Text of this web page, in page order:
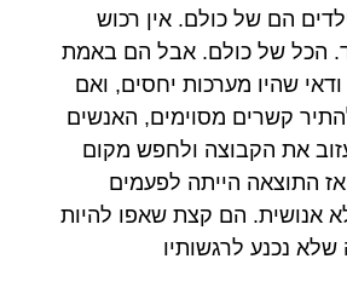
הם של כולם. אין רכוש
הכל של כולם. אבל הם באמת
שהיו מערכות יחסים, ואם
קשרים מסוימים, האנשים
את הקבוצה ולחפש מקום
התוצאה הייתה לפעמים
אנושית. הם קצת שאפו להיות
שלא נכנע לרגשותיו